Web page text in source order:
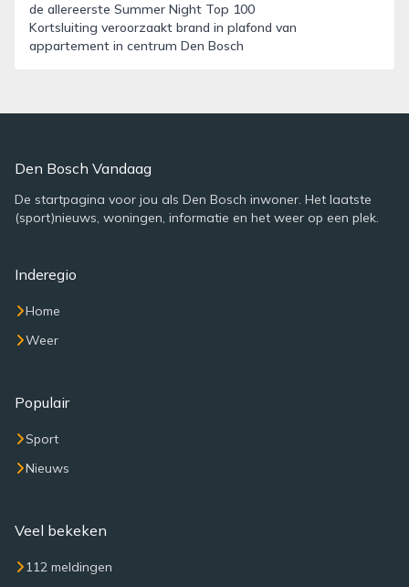
de allereerste Summer Night Top 100
Kortsluiting veroorzaakt brand in plafond van
appartement in centrum Den Bosch
Den Bosch Vandaag
De startpagina voor jou als Den Bosch inwoner. Het laatste
(sport)nieuws, woningen, informatie en het weer op een plek.
Inderegio
Home
Weer
Populair
Sport
Nieuws
Veel bekeken
112 meldingen